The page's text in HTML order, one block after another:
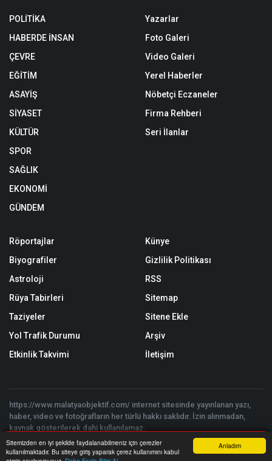
Anladım
Sitemizden en iyi şekilde faydalanabilmeniz için çerezler
kullanılmaktadır. Bu siteye giriş yaparak çerez kullanımını kabul
POLİTİKA
HABERDE İNSAN
ÇEVRE
EĞİTİM
ASAYİŞ
SİYASET
KÜLTÜR
SPOR
SAĞLIK
EKONOMİ
GÜNDEM
Yazarlar
Foto Galeri
Video Galeri
Yerel Haberler
Nöbetçi Eczaneler
Firma Rehberi
Seri İlanlar
Röportajlar
Biyografiler
Astroloji
Rüya Tabirleri
Taziyeler
Yol Trafik Durumu
Etkinlik Takvimi
Künye
Gizlilik Politikası
RSS
Sitemap
Sitene Ekle
Arşiv
İletişim
https://www.malatyaobjektif.com/ internet sitesinde yayınlanan yazı,
haber, video ve fotoğrafların her türlü hakkı saklıdır. İzin alınmadan,
kaynak gösterilerek dahi kullanılamaz.
Copyright © 2026 Malatya Objektif - Tüm hakları saklıdır. | Yazılım:
Onemsoft
Anasayfa Yazarlar Haber Ara İhbar Hattı Menu